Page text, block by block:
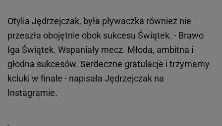
Otylia Jędrzejczak, była pływaczka również nie
przeszła obojętnie obok sukcesu Świątek. - Brawo
Iga Świątek. Wspaniały mecz. Młoda, ambitna i
głodna sukcesów. Serdeczne gratulacje i trzymamy
kciuki w finale - napisała Jędrzejczak na
Instagramie.